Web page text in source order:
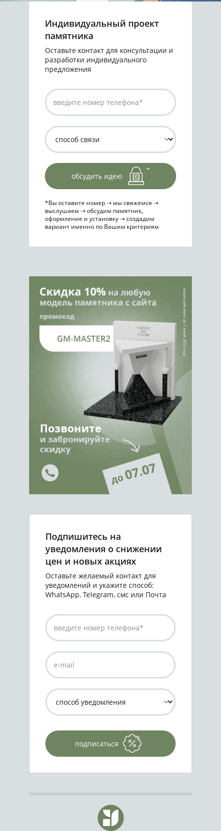
Индивидуальный проект
памятника
Оставьте контакт для консультации и
разработки индивидуального
предложения
обсудить идею
*Вы оставите номер ⇢ мы свяжемся ⇢
выслушаем ⇢ обсудим памятник,
оформление и установку ⇢ создадим
вариант именно по Вашим критериям
Подпишитесь на
уведомления о снижении
цен и новых акциях
Оставьте желаемый контакт для
уведомлений и укажите способ:
WhatsApp, Telegram, смс или Почта
подписаться